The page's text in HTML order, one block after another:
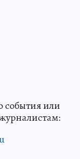
события или